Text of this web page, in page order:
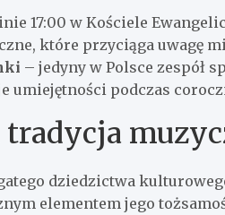
17:00 w Kościele
które przyciąga uwagę
– jedyny w Polsce zespół
umiejętności podczas
dziedzictwa
elementem jego